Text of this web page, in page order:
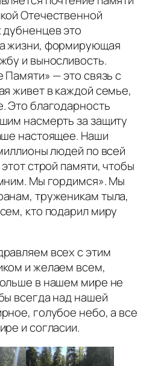
Отечественной
это
жизни, формирующая
и выносливость.
Памяти» — это связь с
живет в каждой семье,
Это благодарность
насмерть за защиту
настоящее. Наши
людей по всей
строй памяти, чтобы
Мы гордимся». Мы
труженикам тыла,
кто подарил миру
всех с этим
и желаем всем,
в нашем мире не
всегда над нашей
голубое небо, а все
и согласии.